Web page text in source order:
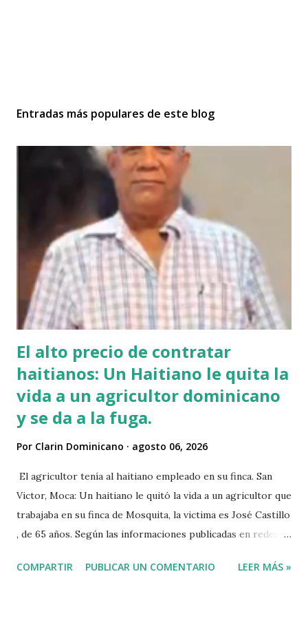
Entradas más populares de este blog
El alto precio de contratar
haitianos: Un Haitiano le quita la
vida a un agricultor dominicano
y se da a la fuga.
Por Clarin Dominicano agosto 06, 2026
El agricultor tenía al haitiano empleado en su finca. San
Victor, Moca: Un haitiano le quitó la vida a un agricultor que
trabajaba en su finca de Mosquita, la victima es José Castillo
, de 65 años. Según las informaciones publicadas en redes
que el haitiano de inmediato se puso al acecho del
COMPARTIR PUBLICAR UN COMENTARIO LEER MÁS »